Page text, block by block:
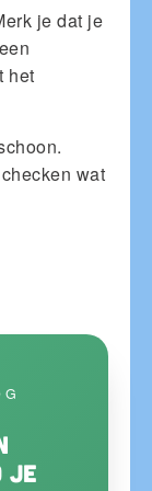
je dat je
het
wat
je